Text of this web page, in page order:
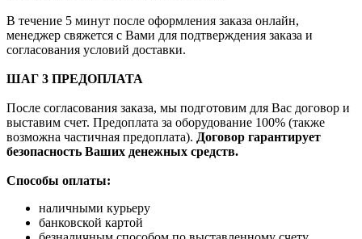
В течение 5 минут после оформления заказа онлайн,
менеджер свяжется с Вами для подтверждения заказа и
согласования условий доставки.
ШАГ 3 ПРЕДОПЛАТА
После согласования заказа, мы подготовим для Вас договор и
выставим счет. Предоплата за оборудование 100% (также
возможна частичная предоплата). Договор гарантирует
безопасность Ваших денежных средств.
Способы оплаты:
наличными курьеру
банковской картой